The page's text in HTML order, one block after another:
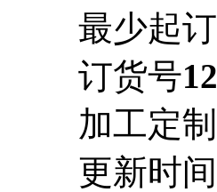
最少起订
订货号12
加工定制
更新时间